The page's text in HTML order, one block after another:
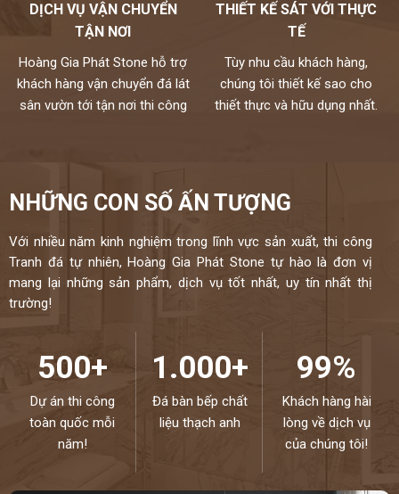
DỊCH VỤ VẬN CHUYỂN
TẬN NƠI
Hoàng Gia Phát Stone hỗ trợ
khách hàng vận chuyển đá lát
sân vườn tới tận nơi thi công
THIẾT KẾ SÁT VỚI THỰC
TẾ
Tùy nhu cầu khách hàng,
chúng tôi thiết kế sao cho
thiết thực và hữu dụng nhất.
NHỮNG CON SỐ ẤN TƯỢNG
Với nhiều năm kinh nghiệm trong lĩnh vực sản xuất, thi công
Tranh đá tự nhiên, Hoàng Gia Phát Stone tự hào là đơn vị
mang lại những sản phẩm, dịch vụ tốt nhất, uy tín nhất thị
trường!
500+
Dự án thi công
toàn quốc mỗi
năm!
1.000+
Đá bàn bếp chất
liệu thạch anh
99%
Khách hàng hài
lòng về dịch vụ
của chúng tôi!